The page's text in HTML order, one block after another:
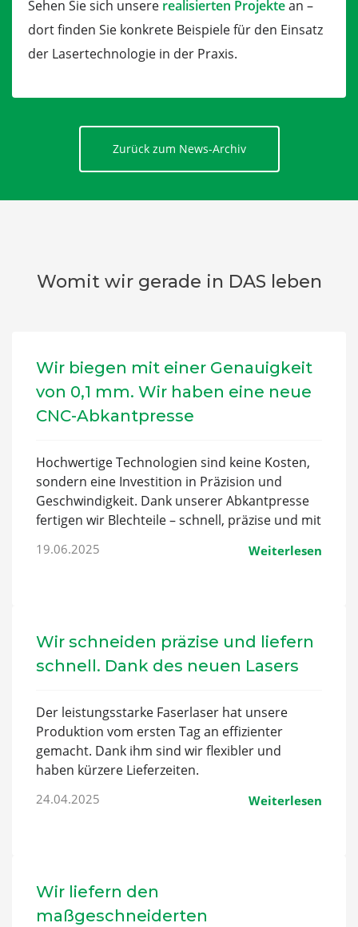
Sehen Sie sich unsere realisierten Projektean –
dort finden Sie konkrete Beispiele für den Einsatz
der Lasertechnologie in der Praxis.
Zurück zum News-Archiv
Womit wir gerade in DAS leben
Wir biegen mit einer Genauigkeit
von 0,1 mm. Wir haben eine neue
CNC-Abkantpresse
Hochwertige Technologien sind keine Kosten,
sondern eine Investition in Präzision und
Geschwindigkeit. Dank unserer Abkantpresse
fertigen wir Blechteile – schnell, präzise und mit
19.06.2025 Weiterlesen
Wir schneiden präzise und liefern
schnell. Dank des neuen Lasers
Der leistungsstarke Faserlaser hat unsere
Produktion vom ersten Tag an effizienter
gemacht. Dank ihm sind wir flexibler und
haben kürzere Lieferzeiten.
24.04.2025 Weiterlesen
Wir liefern den
maßgeschneiderten